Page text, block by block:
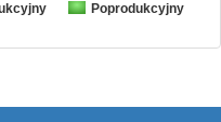
Poprodukcyjny